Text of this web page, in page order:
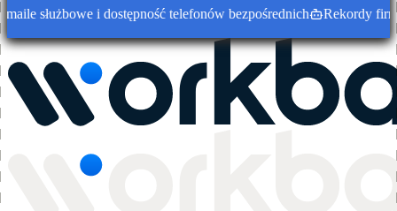
służbowe i dostępność telefonów bezpośrednich Rekordy firm